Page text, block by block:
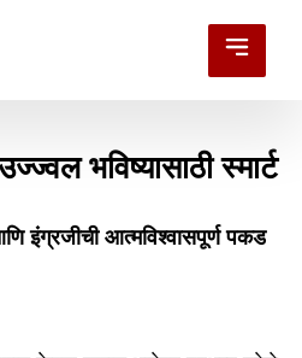
भविष्यासाठी स्मार्ट
इंग्रजीची आत्मविश्वासपूर्ण पकड